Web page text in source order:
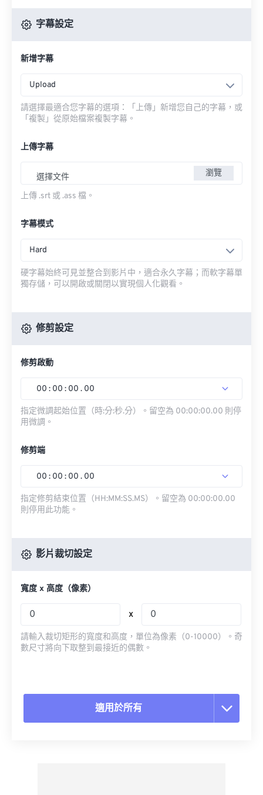
字幕設定
新增字幕
Upload
請選擇最適合您字幕的選項：「上傳」新增您自己的字幕，或
「複製」從原始檔案複製字幕。
上傳字幕
選擇文件 瀏覽
上傳 .srt 或 .ass 檔。
字幕模式
Hard
硬字幕始終可見並整合到影片中，適合永久字幕；而軟字幕單
獨存儲，可以開啟或關閉以實現個人化觀看。
修剪設定
修剪啟動
00 : 00 : 00 . 00
指定微調起始位置（時:分:秒.分）。留空為 00:00:00.00 則停
用微調。
修剪端
00 : 00 : 00 . 00
指定修剪結束位置（HH:MM:SS.MS）。留空為 00:00:00.00
則停用此功能。
影片裁切設定
寬度 x 高度（像素）
x
請輸入裁切矩形的寬度和高度，單位為像素（0-10000）。奇
數尺寸將向下取整到最接近的偶數。
適用於所有